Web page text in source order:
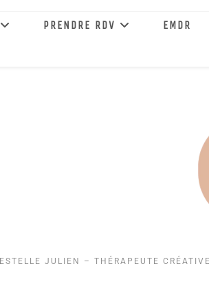
PRENDRE RDV EMDR
ESTELLE JULIEN – THÉRAPEUTE